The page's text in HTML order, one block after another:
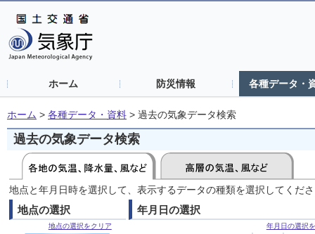
ホーム 防災情報 各種データ・
ホーム > 各種データ・資料 > 過去の気象データ検索
過去の気象データ検索
地点と年月日時を選択して、表示するデータの種類を選択してくだ
地点の選択
地点の選択をクリア
年月日の選択
年月日の選択